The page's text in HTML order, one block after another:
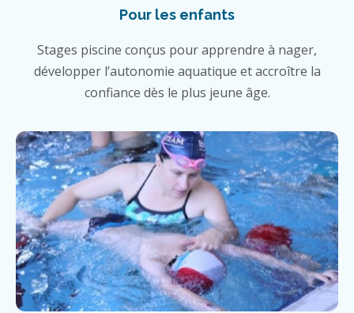
Pour les enfants
Stages piscine conçus pour apprendre à nager,
développer l’autonomie aquatique et accroître la
confiance dès le plus jeune âge.